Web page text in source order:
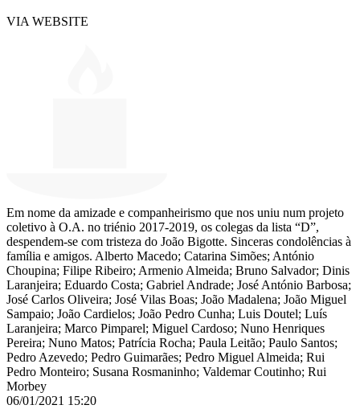
VIA WEBSITE
Em nome da amizade e companheirismo que nos uniu num projeto
coletivo à O.A. no triénio 2017-2019, os colegas da lista “D”,
despendem-se com tristeza do João Bigotte. Sinceras condolências à
família e amigos. Alberto Macedo; Catarina Simões; António
Choupina; Filipe Ribeiro; Armenio Almeida; Bruno Salvador; Dinis
Laranjeira; Eduardo Costa; Gabriel Andrade; José António Barbosa;
José Carlos Oliveira; José Vilas Boas; João Madalena; João Miguel
Sampaio; João Cardielos; João Pedro Cunha; Luis Doutel; Luís
Laranjeira; Marco Pimparel; Miguel Cardoso; Nuno Henriques
Pereira; Nuno Matos; Patrícia Rocha; Paula Leitão; Paulo Santos;
Pedro Azevedo; Pedro Guimarães; Pedro Miguel Almeida; Rui
Pedro Monteiro; Susana Rosmaninho; Valdemar Coutinho; Rui
Morbey
06/01/2021 15:20